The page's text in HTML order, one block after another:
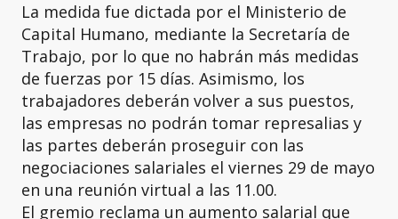
La medida fue dictada por el Ministerio de
Capital Humano, mediante la Secretaría de
Trabajo, por lo que no habrán más medidas
de fuerzas por 15 días. Asimismo, los
trabajadores deberán volver a sus puestos,
las empresas no podrán tomar represalias y
las partes deberán proseguir con las
negociaciones salariales el viernes 29 de mayo
en una reunión virtual a las 11.00.
El gremio reclama un aumento salarial que